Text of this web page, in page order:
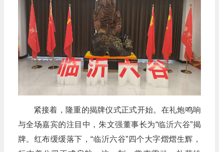
紧接着，隆重的揭牌仪式正式开始。在礼炮鸣响
与全场嘉宾的注目中，朱文强董事长为“临沂六谷”揭
牌。红布缓缓落下，“临沂六谷”四个大字熠熠生辉，